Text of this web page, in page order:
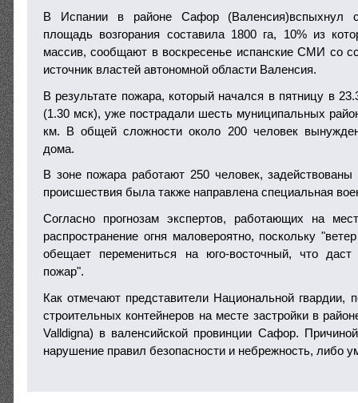
В Испании в районе Сафор (Валенсия)вспыхнул
площадь возгорания составила 1800 га, 10% из
массив, сообщают в воскресенье испанские СМИ со
источник властей автономной области Валенсия.
В результате пожара, который начался в пятницу в
(1.30 мск), уже пострадали шесть муниципальных
км. В общей сложности около 200 человек
дома.
В зоне пожара работают 250 человек,
происшествия была также направлена специальная
Согласно прогнозам экспертов, работающих на
распространение огня маловероятно, поскольку
обещает перемениться на юго-восточный, что даст
пожар".
Как отмечают представители Национальной гвардии,
строительных контейнеров на месте застройки в
Valldigna) в валенсийской провинции Сафор.
нарушение правил безопасности и небрежность, либо